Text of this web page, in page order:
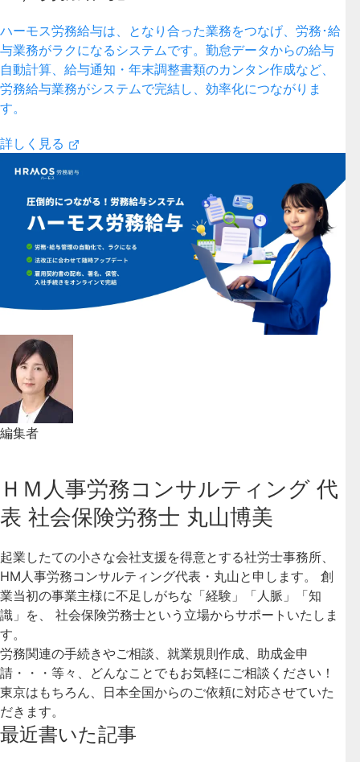
ハーモス労務給与は、となり合った業務をつなげ、労務･給
与業務がラクになるシステムです。勤怠データからの給与
自動計算、給与通知・年末調整書類のカンタン作成など、
労務給与業務がシステムで完結し、効率化につながりま
す。
詳しく見る
編集者
ＨＭ人事労務コンサルティング 代
表 社会保険労務士 丸山博美
起業したての小さな会社支援を得意とする社労士事務所、
HM人事労務コンサルティング代表・丸山と申します。 創
業当初の事業主様に不足しがちな「経験」「人脈」「知
識」を、 社会保険労務士という立場からサポートいたしま
す。
労務関連の手続きやご相談、就業規則作成、助成金申
請・・・等々、どんなことでもお気軽にご相談ください！
東京はもちろん、日本全国からのご依頼に対応させていた
だきます。
最近書いた記事